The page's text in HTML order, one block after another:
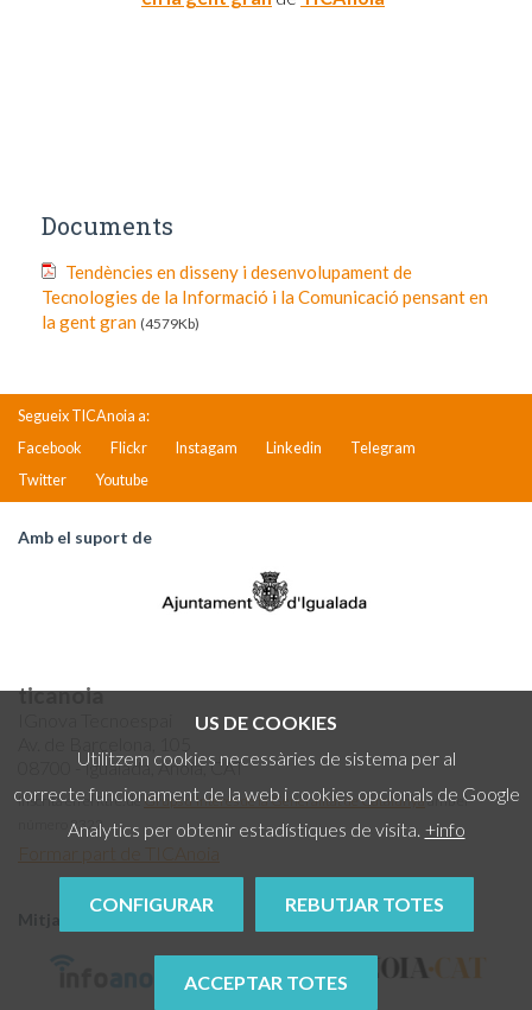
US DE COOKIES
Utilitzem cookies necessàries de sistema per al
correcte funcionament de la web i cookies opcionals de Google
Analytics per obtenir estadístiques de visita. +info
CONFIGURAR REBUTJAR TOTES
ACCEPTAR TOTES
Documents
Tendències en disseny i desenvolupament de
Tecnologies de la Informació i la Comunicació pensant en
la gent gran (4579Kb)
Segueix TICAnoia a:
Facebook
Flickr Instagam Linkedin
Telegram
Twitter
Youtube
Amb el suport de
ticanoia
08700 - Igualada, Anoia, CAT
Inscrita en el Rtre. de Grups d'Interès de la Generalitat de Catalunyaamb el
número 2322